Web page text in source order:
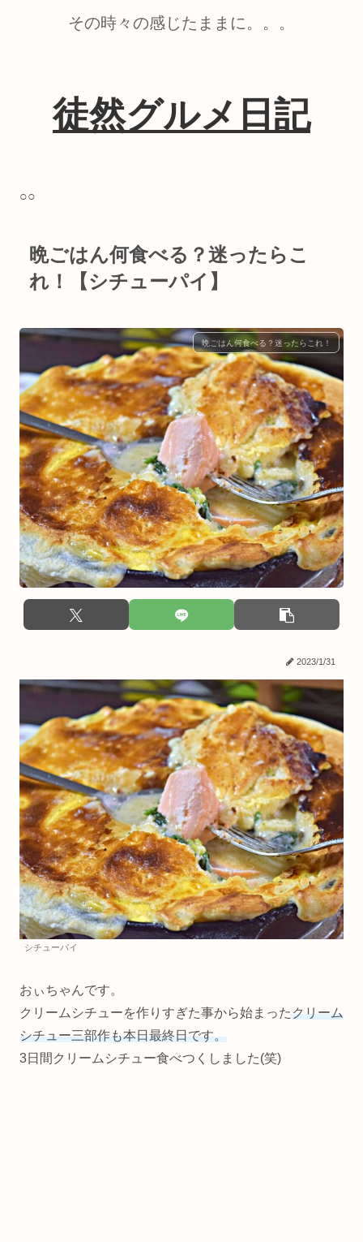
その時々の感じたままに。。。
徒然グルメ日記
○○
晩ごはん何食べる？迷ったらこ
れ！【シチューパイ】
晩ごはん何食べる？迷ったらこれ！
2023/1/31
シチューパイ
おぃちゃんです。
クリームシチューを作りすぎた事から始まったクリーム
シチュー三部作も本日最終日です。
3日間クリームシチュー食べつくしました(笑)